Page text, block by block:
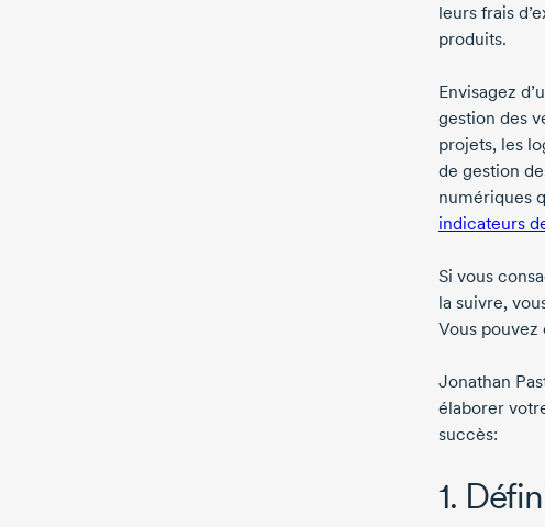
leurs frais
produits.
Envisagez
gestion des
projets, les
de gestion
numériques
indicateurs
Si vous
la suivre,
Vous
Jonathan
élaborer
succès:
1.